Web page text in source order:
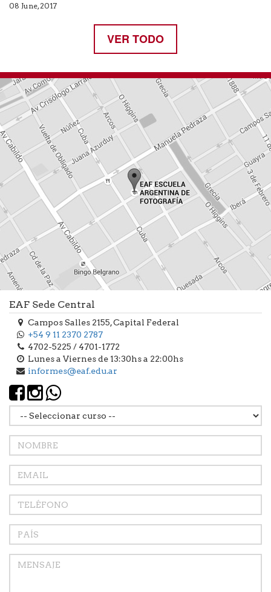
08 June, 2017
VER TODO
EAF Sede Central
Campos Salles 2155, Capital Federal
+54 9 11 2370 2787
4702-5225 / 4701-1772
Lunes a Viernes de 13:30hs a 22:00hs
informes@eaf.edu.ar